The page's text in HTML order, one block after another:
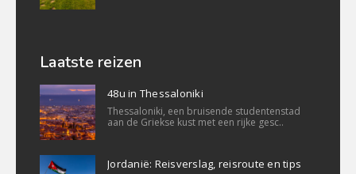
Laatste reizen
48u in Thessaloniki
Thessaloniki, een bruisende studentenstad
aan de Griekse kust met een rijke gesc..
Jordanië: Reisverslag, reisroute en tips